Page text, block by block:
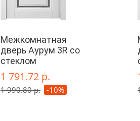
Межкомнатная
дверь Аурум 3R со
стеклом
1 791.72 р.
1 990.80 р. -10%